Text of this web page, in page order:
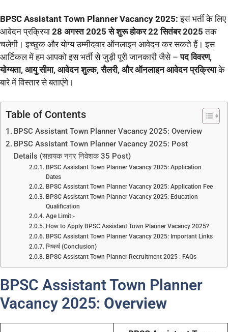
BPSC Assistant Town Planner Vacancy 2025: इस भर्ती के लिए
आवेदन प्रक्रिया 28 अगस्त 2025 से शुरू होकर 22 सितंबर 2025 तक
चलेगी। इच्छुक और योग्य उम्मीदवार ऑनलाइन आवेदन कर सकते हैं। इस
आर्टिकल में हम आपको इस भर्ती से जुड़ी पूरी जानकारी जैसे –पद विवरण,
योग्यता, आयु सीमा, आवेदन शुल्क, सैलरी, और ऑनलाइन आवेदन प्रक्रियाके
बारे में विस्तार से बताएंगे।
Table of Contents
BPSC Assistant Town Planner Vacancy 2025: Overview
BPSC Assistant Town Planner Vacancy 2025: Post
Details (सहायक नगर निवेशक 35 Post)
BPSC Assistant Town Planner Vacancy 2025: Application
Dates
BPSC Assistant Town Planner Vacancy 2025: Application Fee
BPSC Assistant Town Planner Vacancy 2025: Education
Qualification
Age Limit:-
How to Apply BPSC Assistant Town Planner Vacancy 2025?
BPSC Assistant Town Planner Vacancy 2025: Important Links
निष्कर्ष (Conclusion)
BPSC Assistant Town Planner Recruitment 2025 : FAQs
BPSC Assistant Town Planner
Vacancy 2025: Overview